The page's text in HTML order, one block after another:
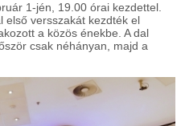
1-jén, 19.00 órai kezdettel.
első versszakát kezdték el
a közös énekbe. A dal
csak néhányan, majd a